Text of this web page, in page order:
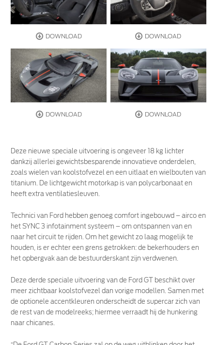
DOWNLOAD DOWNLOAD
DOWNLOAD DOWNLOAD
Deze nieuwe speciale uitvoering is ongeveer 18 kg lichter
dankzij allerlei gewichtsbesparende innovatieve onderdelen,
zoals wielen van koolstofvezel en een uitlaat en wielbouten van
titanium. De lichtgewicht motorkap is van polycarbonaat en
heeft extra ventilatiesleuven.
Technici van Ford hebben genoeg comfort ingebouwd – airco en
het SYNC 3 infotainment systeem – om ontspannen van en
naar het circuit te rijden. Om het gewicht zo laag mogelijk te
houden, is er echter een grens getrokken: de bekerhouders en
het opbergvak aan de bestuurderskant zijn verdwenen.
Deze derde speciale uitvoering van de Ford GT beschikt over
meer zichtbaar koolstofvezel dan vorige modellen. Samen met
de optionele accentkleuren onderscheidt de supercar zich van
de rest van de modelreeks; hiermee verraadt hij de hunkering
naar chicanes.